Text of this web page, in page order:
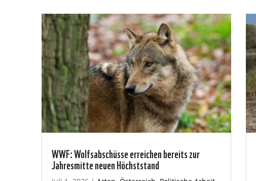
WWF: Wolfsabschüsse erreichen bereits zur
Jahresmitte neuen Höchststand